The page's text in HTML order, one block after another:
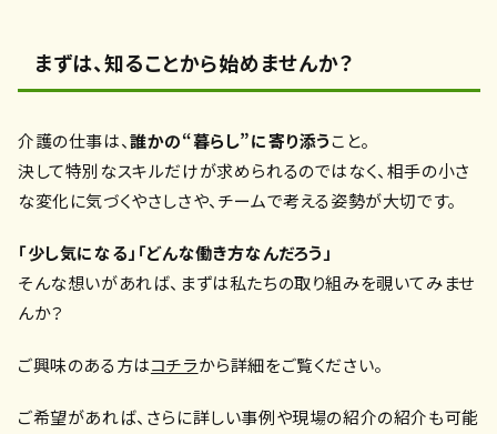
まずは、知ることから始めませんか？
介護の仕事は、誰かの“暮らし”に寄り添うこと。
決して特別なスキルだけが求められるのではなく、相手の小さ
な変化に気づくやさしさや、チームで考える姿勢が大切です。
「少し気になる」「どんな働き方なんだろう」――
そんな想いがあれば、まずは私たちの取り組みを覗いてみませ
んか？
ご興味のある方はコチラから詳細をご覧ください。
ご希望があれば、さらに詳しい事例や現場の紹介の紹介も可能